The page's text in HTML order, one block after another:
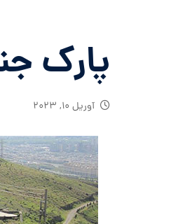
پارک
آوریل ۱۰, ۲۰۲۳